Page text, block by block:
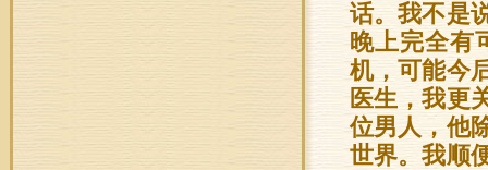
话。我不是
晚上完全有
机，可能今
医生，我更
位男人，他
世界。我顺